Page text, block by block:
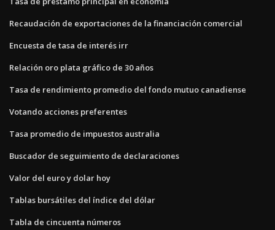
Recaudación de exportaciones de la financiación comercial
Encuesta de tasa de interés irr
Relación oro plata gráfico de 30 años
Tasa de rendimiento promedio del fondo mutuo canadiense
Votando acciones preferentes
Tasa promedio de impuestos australia
Buscador de seguimiento de declaraciones
Valor del euro y dolar hoy
Tablas bursátiles del índice del dólar
Tabla de cincuenta números